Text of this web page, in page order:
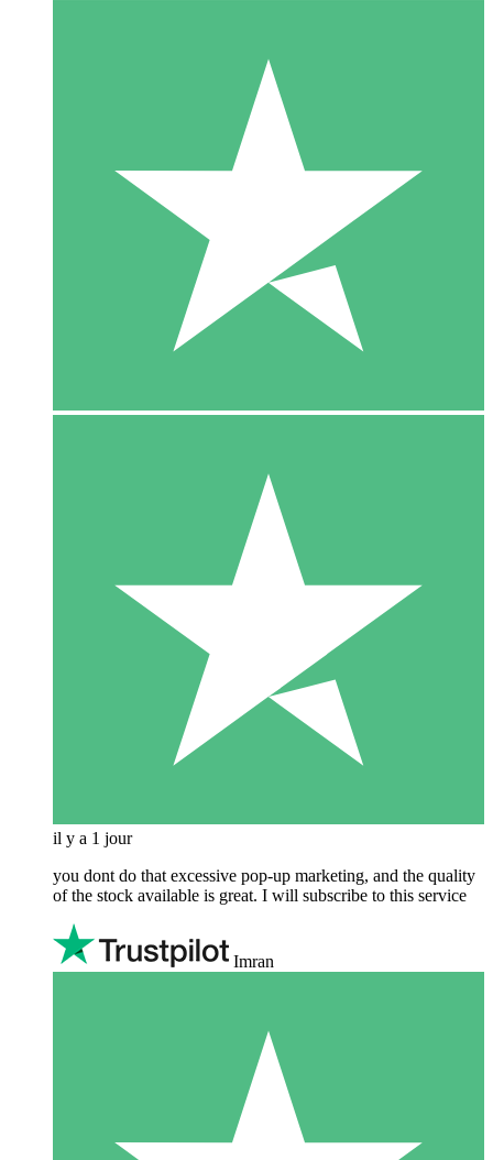
il y a 1 jour
you dont do that excessive pop-up marketing, and the quality
of the stock available is great. I will subscribe to this service
Imran